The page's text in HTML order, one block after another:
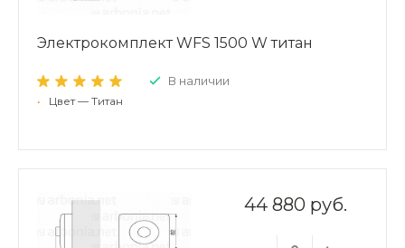
Электрокомплект WFS 1500 W титан
В наличии
• Цвет — Титан
44 880 руб.